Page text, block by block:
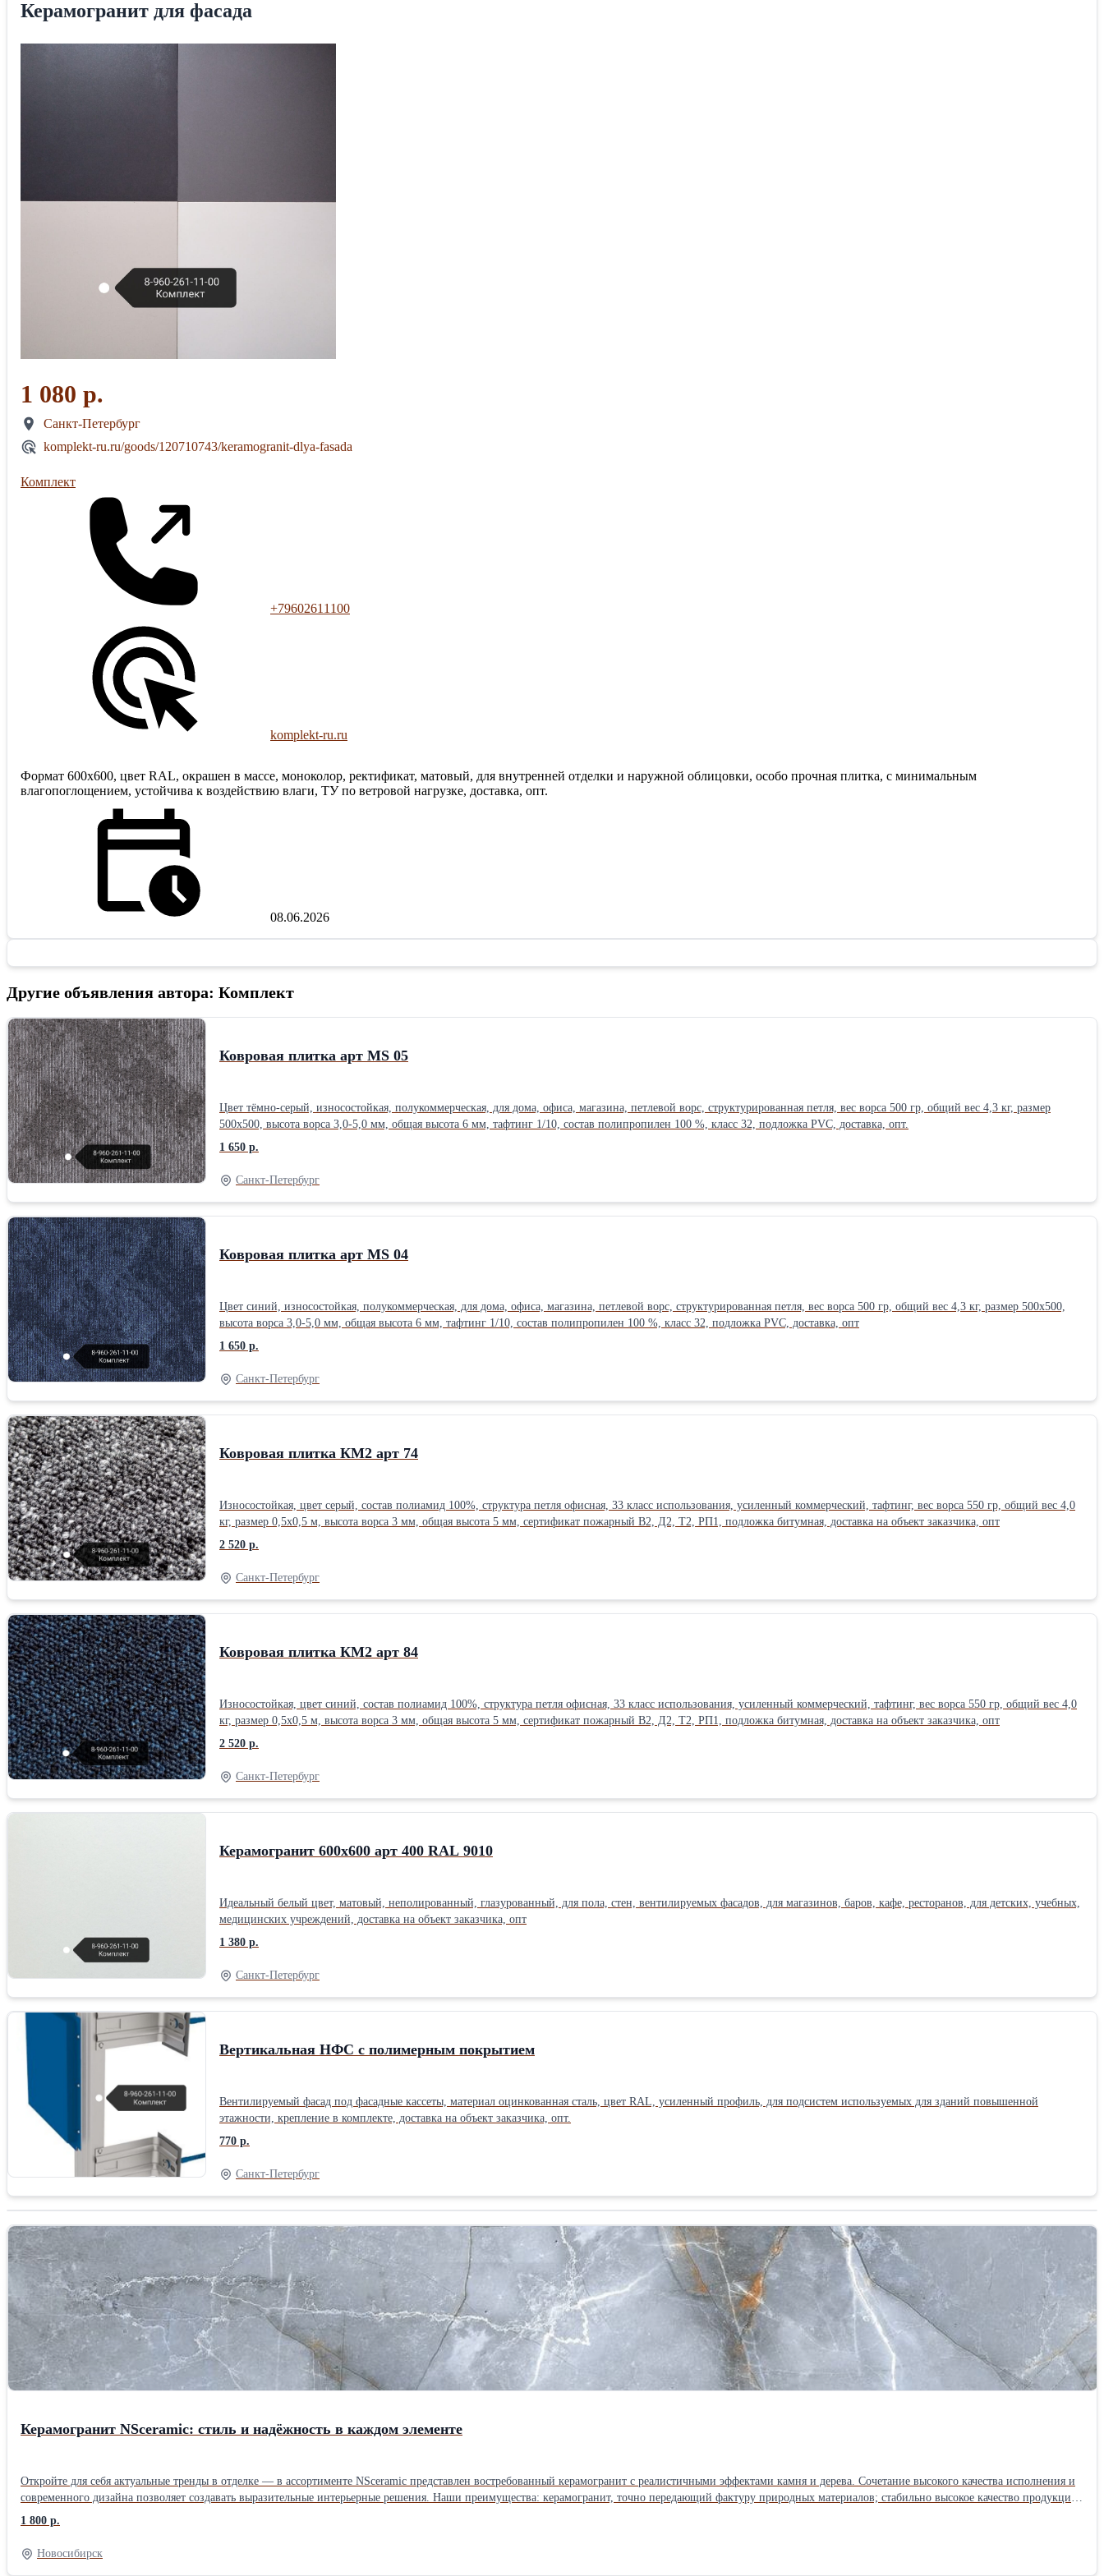
Керамогранит для фасада
1 080 р.
Санкт-Петербург
komplekt-ru.ru/goods/120710743/keramogranit-dlya-fasada
Комплект
+79602611100
komplekt-ru.ru
Формат 600х600, цвет RAL, окрашен в массе, моноколор, ректификат, матовый, для внутренней отделки и наружной облицовки, особо прочная плитка, с минимальным
влагопоглощением, устойчива к воздействию влаги, ТУ по ветровой нагрузке, доставка, опт.
08.06.2026
Другие объявления автора: Комплект
Ковровая плитка арт MS 05
Цвет тёмно-серый, износостойкая, полукоммерческая, для дома, офиса, магазина, петлевой ворс, структурированная петля, вес ворса 500 гр, общий вес 4,3 кг, размер
500x500, высота ворса 3,0-5,0 мм, общая высота 6 мм, тафтинг 1/10, состав полипропилен 100 %, класс 32, подложка PVC, доставка, опт.
1 650 р.
Санкт-Петербург
Ковровая плитка арт MS 04
Цвет синий, износостойкая, полукоммерческая, для дома, офиса, магазина, петлевой ворс, структурированная петля, вес ворса 500 гр, общий вес 4,3 кг, размер 500x500,
высота ворса 3,0-5,0 мм, общая высота 6 мм, тафтинг 1/10, состав полипропилен 100 %, класс 32, подложка PVC, доставка, опт
1 650 р.
Санкт-Петербург
Ковровая плитка КМ2 арт 74
Износостойкая, цвет серый, состав полиамид 100%, структура петля офисная, 33 класс использования, усиленный коммерческий, тафтинг, вес ворса 550 гр, общий вес 4,0
кг, размер 0,5х0,5 м, высота ворса 3 мм, общая высота 5 мм, сертификат пожарный В2, Д2, Т2, РП1, подложка битумная, доставка на объект заказчика, опт
2 520 р.
Санкт-Петербург
Ковровая плитка КМ2 арт 84
Износостойкая, цвет синий, состав полиамид 100%, структура петля офисная, 33 класс использования, усиленный коммерческий, тафтинг, вес ворса 550 гр, общий вес 4,0
кг, размер 0,5х0,5 м, высота ворса 3 мм, общая высота 5 мм, сертификат пожарный В2, Д2, Т2, РП1, подложка битумная, доставка на объект заказчика, опт
2 520 р.
Санкт-Петербург
Керамогранит 600х600 арт 400 RAL 9010
Идеальный белый цвет, матовый, неполированный, глазурованный, для пола, стен, вентилируемых фасадов, для магазинов, баров, кафе, ресторанов, для детских, учебных,
медицинских учреждений, доставка на объект заказчика, опт
1 380 р.
Санкт-Петербург
Вертикальная НФС с полимерным покрытием
Вентилируемый фасад под фасадные кассеты, материал оцинкованная сталь, цвет RAL, усиленный профиль, для подсистем используемых для зданий повышенной
этажности, крепление в комплекте, доставка на объект заказчика, опт.
770 р.
Санкт-Петербург
Керамогранит NSceramic: стиль и надёжность в каждом элементе
Откройте для себя актуальные тренды в отделке — в ассортименте NSceramic представлен востребованный керамогранит с реалистичными эффектами камня и дерева. Сочетание высокого качества исполнения и
современного дизайна позволяет создавать выразительные интерьерные решения. Наши преимущества: керамогранит, точно передающий фактуру природных материалов; стабильно высокое качество продукции;
дилерские цены — они помогут вам уверенно конкурировать на рынке. Приглашаем к взаимовыгодному сотрудничеству: будем рады работать со строительными и торговыми компаниями, магазинами и
1 800 р.
Новосибирск